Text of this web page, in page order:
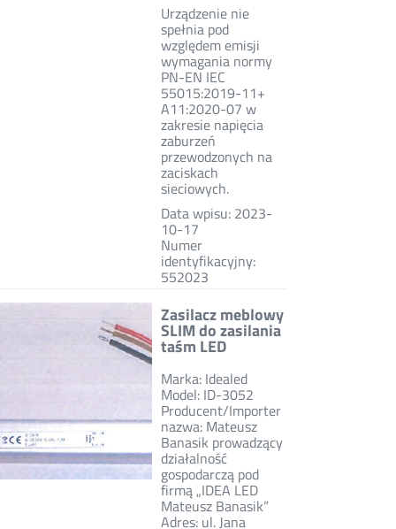
Urządzenie nie
spełnia pod
względem emisji
wymagania normy
PN-EN IEC
55015:2019-11+
A11:2020-07 w
zakresie napięcia
zaburzeń
przewodzonych na
zaciskach
sieciowych.
Data wpisu: 2023-
10-17
Numer
identyfikacyjny:
552023
Zasilacz meblowy
SLIM do zasilania
taśm LED
Marka: Idealed
Model: ID-3052
Producent/Importer
nazwa: Mateusz
Banasik prowadzący
działalność
gospodarczą pod
firmą „IDEA LED
Mateusz Banasik”
Adres: ul. Jana